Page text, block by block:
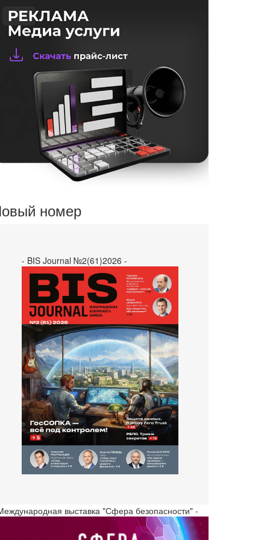
номер
- BIS Journal №2(61)2026 -
выставка "Сфера безопасности" -